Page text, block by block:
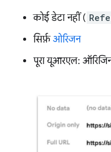
कोई डेटा नहीं (
सिर्फ़ओरिजन
पूरा यूआरएल: